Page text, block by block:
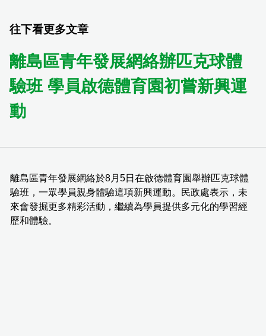
往下看更多文章
離島區青年發展網絡辦匹克球體
驗班 學員啟德體育園初嘗新興運
動
離島區青年發展網絡於8月5日在啟德體育園舉辦匹克球體
驗班，一眾學員親身體驗這項新興運動。民政處表示，未
來會發掘更多精彩活動，繼續為學員提供多元化的學習經
歷和體驗。